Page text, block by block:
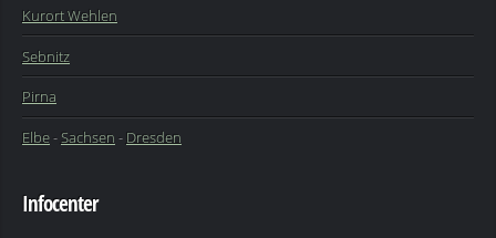
Kurort Wehlen
Sebnitz
Pirna
Elbe-Sachsen - Dresden
Infocenter